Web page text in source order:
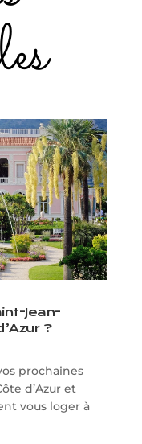
Jean-
?
prochaines
d’Azur et
vous loger à